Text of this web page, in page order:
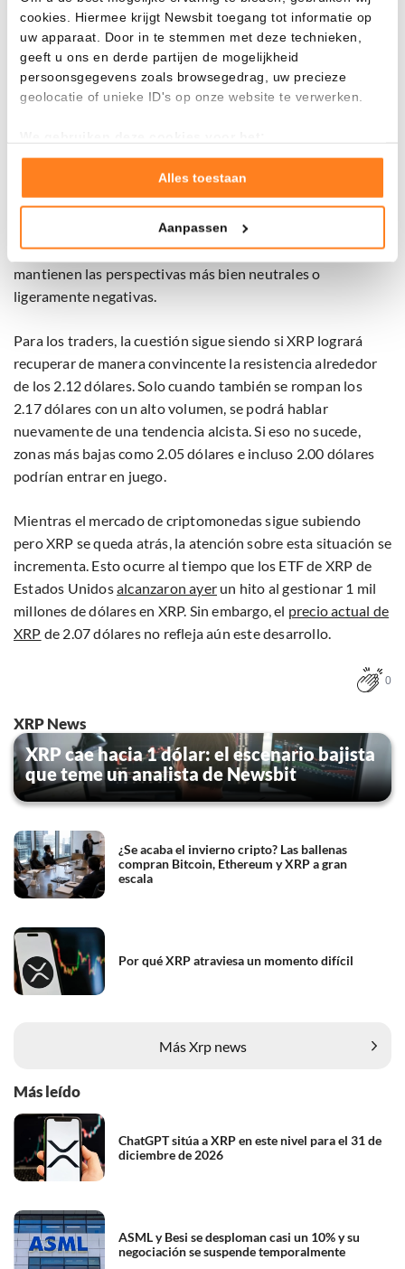
cookies. Hiermee krijgt Newsbit toegang tot informatie op
uw apparaat. Door in te stemmen met deze technieken,
geeft u ons en derde partijen de mogelijkheid
persoonsgegevens zoals browsegedrag, uw precieze
geolocatie of unieke ID's op onze website te verwerken.
Goed laten functioneren van deze website
Verzamelen van gebruiksstatistieken
Tonen en meten van relevante advertenties
Klik hieronder om ons toestemming te geven om deze
maak gedetailleerde keuzes, waaronder het maken van
bezwaar tegen bedrijven die persoonsgegevens verwerken
instellingen te allen tijde inzien en bijwerken door op de
informatie: zie ons
Alles toestaan
Aanpassen
promedio de 24 horas, mientras que los volúmenes durante
intentos de recuperación posteriores fueron notablemente
más bajos.
Técnicamente, XRP se encuentra ahora en un amplio rango
de negociación entre aproximadamente 2.07 y 2.17 dólares.
Los mínimos más altos cerca de 2.07 dólares ofrecen cierta
estabilidad al precio. Sin embargo, los fallos en las rupturas
y el interés comprador limitado por encima de 2.12 dólares
mantienen las perspectivas más bien neutrales o
ligeramente negativas.
Para los traders, la cuestión sigue siendo si XRP logrará
recuperar de manera convincente la resistencia alrededor
de los 2.12 dólares. Solo cuando también se rompan los
2.17 dólares con un alto volumen, se podrá hablar
nuevamente de una tendencia alcista. Si eso no sucede,
zonas más bajas como 2.05 dólares e incluso 2.00 dólares
podrían entrar en juego.
Mientras el mercado de criptomonedas sigue subiendo
pero XRP se queda atrás, la atención sobre esta situación se
incrementa. Esto ocurre al tiempo que los ETF de XRP de
Estados Unidosalcanzaron ayer un hito al gestionar 1 mil
millones de dólares en XRP. Sin embargo, el precio actual de
XRP de 2.07 dólares no refleja aún este desarrollo.
0
XRP News
XRP cae hacia 1 dólar: el escenario bajista
que teme un analista de Newsbit
¿Se acaba el invierno cripto? Las ballenas
compran Bitcoin, Ethereum y XRP a gran
escala
Por qué XRP atraviesa un momento difícil
Más Xrp news
Más leído
ChatGPT sitúa a XRP en este nivel para el 31 de
diciembre de 2026
ASML y Besi se desploman casi un 10% y su
negociación se suspende temporalmente